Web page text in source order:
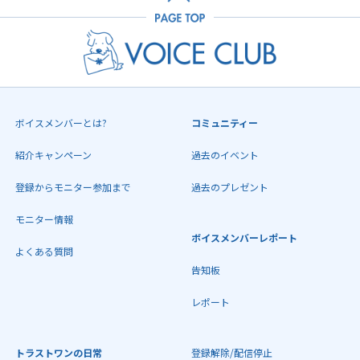
ボイスメンバーとは?
紹介キャンペーン
登録からモニター参加まで
モニター情報
よくある質問
コミュニティー
過去のイベント
過去のプレゼント
ボイスメンバーレポート
告知板
レポート
トラストワンの日常 登録解除/配信停止